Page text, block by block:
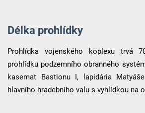
Délka prohlídky
Prohlídka vojenského koplexu trvá
prohlídku podzemního obranného
kasemat Bastionu I, lapidária
hlavního hradebního valu s vyhlídkou na